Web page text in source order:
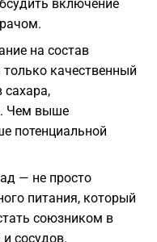
включение
на состав
качественный
Чем выше
потенциальной
— не просто
питания, который
союзником в
сосудов.